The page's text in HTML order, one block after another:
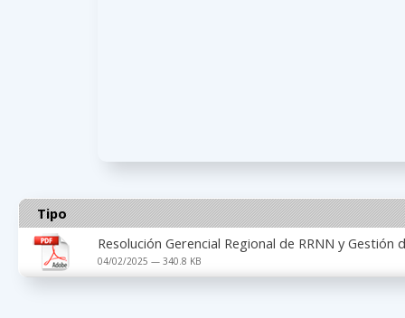
Tipo
Resolución Gerencial Regional de RRNN y Gestión
04/02/2025 — 340.8 KB